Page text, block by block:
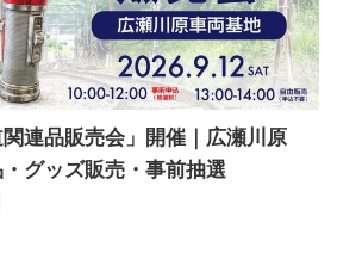
関連品販売会」開催｜広瀬川原
グッズ販売・事前抽選